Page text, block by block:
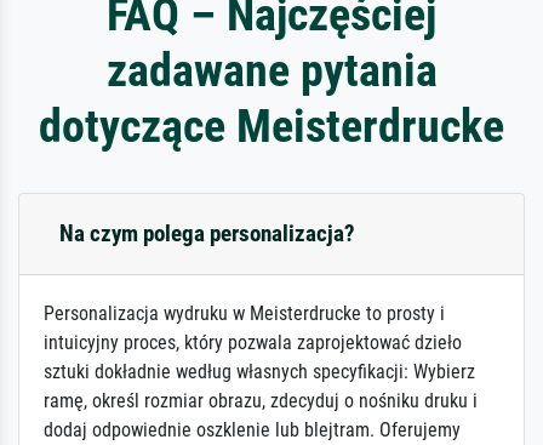
FAQ – Najczęściej
zadawane pytania
dotyczące Meisterdrucke
Na czym polega personalizacja?
Personalizacja wydruku w Meisterdrucke to prosty i
intuicyjny proces, który pozwala zaprojektować dzieło
sztuki dokładnie według własnych specyfikacji: Wybierz
ramę, określ rozmiar obrazu, zdecyduj o nośniku druku i
dodaj odpowiednie oszklenie lub blejtram. Oferujemy